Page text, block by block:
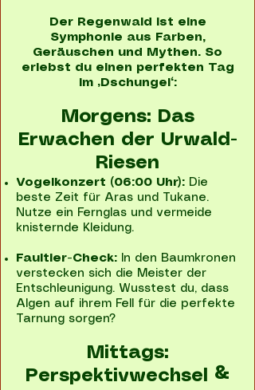
Der Regenwald ist eine
Symphonie aus Farben,
Geräuschen und Mythen. So
erlebst du einen perfekten Tag
im „Dschungel“:
Morgens: Das
Erwachen der Urwald-
Riesen
Vogelkonzert (06:00 Uhr): Die
beste Zeit für Aras und Tukane.
Nutze ein Fernglas und vermeide
knisternde Kleidung.
Faultier-Check: In den Baumkronen
verstecken sich die Meister der
Entschleunigung. Wusstest du, dass
Algen auf ihrem Fell für die perfekte
Tarnung sorgen?
Mittags:
Perspektivwechsel &